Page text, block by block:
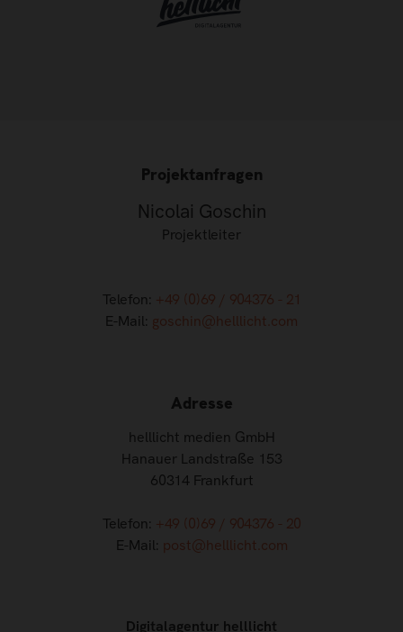
Projektanfragen
Nicolai Goschin
Projektleiter
Telefon: +49 (0)69 / 904376 - 21
E-Mail: goschin@helllicht.com
Adresse
helllicht medien GmbH
Hanauer Landstraße 153
60314 Frankfurt
Telefon: +49 (0)69 / 904376 - 20
E-Mail: post@helllicht.com
Digitalagentur helllicht